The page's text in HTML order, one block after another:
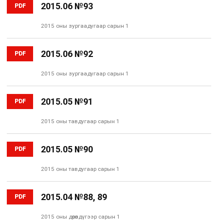
PDF 2015.06 №93
2015 оны зургаадугаар сарын 1
PDF 2015.06 №92
2015 оны зургаадугаар сарын 1
PDF 2015.05 №91
2015 оны тавдугаар сарын 1
PDF 2015.05 №90
2015 оны тавдугаар сарын 1
PDF 2015.04 №88, 89
2015 оны дөрөвдүгээр сарын 1